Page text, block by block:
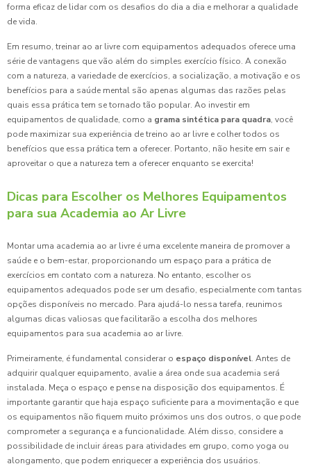
forma eficaz de lidar com os desafios do dia a dia e melhorar a qualidade
de vida.
Em resumo, treinar ao ar livre com equipamentos adequados oferece uma
série de vantagens que vão além do simples exercício físico. A conexão
com a natureza, a variedade de exercícios, a socialização, a motivação e os
benefícios para a saúde mental são apenas algumas das razões pelas
quais essa prática tem se tornado tão popular. Ao investir em
equipamentos de qualidade, como a grama sintética para quadra, você
pode maximizar sua experiência de treino ao ar livre e colher todos os
benefícios que essa prática tem a oferecer. Portanto, não hesite em sair e
aproveitar o que a natureza tem a oferecer enquanto se exercita!
Dicas para Escolher os Melhores Equipamentos
para sua Academia ao Ar Livre
Montar uma academia ao ar livre é uma excelente maneira de promover a
saúde e o bem-estar, proporcionando um espaço para a prática de
exercícios em contato com a natureza. No entanto, escolher os
equipamentos adequados pode ser um desafio, especialmente com tantas
opções disponíveis no mercado. Para ajudá-lo nessa tarefa, reunimos
algumas dicas valiosas que facilitarão a escolha dos melhores
equipamentos para sua academia ao ar livre.
Primeiramente, é fundamental considerar o espaço disponível. Antes de
adquirir qualquer equipamento, avalie a área onde sua academia será
instalada. Meça o espaço e pense na disposição dos equipamentos. É
importante garantir que haja espaço suficiente para a movimentação e que
os equipamentos não fiquem muito próximos uns dos outros, o que pode
comprometer a segurança e a funcionalidade. Além disso, considere a
possibilidade de incluir áreas para atividades em grupo, como yoga ou
alongamento, que podem enriquecer a experiência dos usuários.